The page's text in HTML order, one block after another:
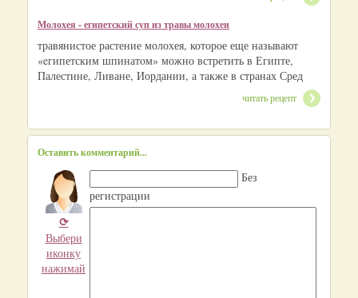
Молохея - египетский суп из травы молохеи
травянистое растение молохея, которое еще называют
«eгипетским шпинатoм» можно встретить в Египте,
Палестине, Ливане, Иордании, а также в странах Сред
читать рецепт
Оставить комментарий...
⟳
Выбери
иконку
нажимай
Без
регистрации